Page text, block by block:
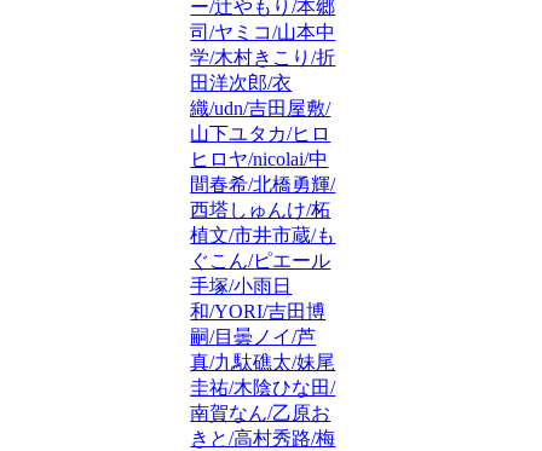
ー/辻やもり/本郷
司/ヤミコ/山本中
学/木村きこり/折
田洋次郎/衣
織/udn/吉田屋敷/
山下ユタカ/ヒロ
ヒロヤ/nicolai/中
間春希/北橋勇輝/
西塔しゅんけ/柘
植文/市井市蔵/も
ぐこん/ピエール
手塚/小雨日
和/YORI/吉田博
嗣/目曇ノイ/芦
真/九駄礁太/妹尾
圭祐/木陰ひな田/
南賀なん/乙原お
きと/高村秀路/梅